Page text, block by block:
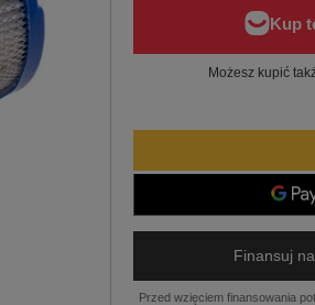
Możesz kupić
Finansuj
Przed wzięciem finansowania